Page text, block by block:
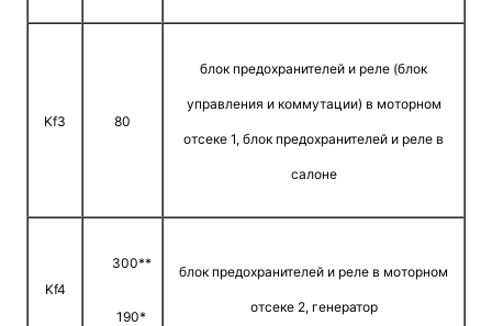
Kf3 80
блок предохранителей и реле (блок
управления и коммутации) в моторном
отсеке 1, блок предохранителей и реле в
салоне
Kf4
300**
190*
блок предохранителей и реле в моторном
отсеке 2, генератор